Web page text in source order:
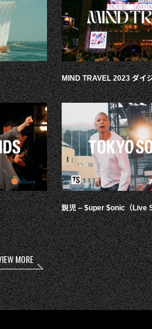
MIND TRAVEL 2023 ダイ
鋭児 – $uper $onic（Live
MORE